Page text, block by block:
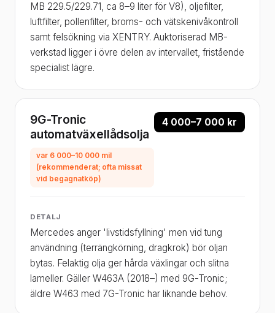
MB 229.5/229.71, ca 8–9 liter för V8), oljefilter,
luftfilter, pollenfilter, broms- och vätskenivåkontroll
samt felsökning via XENTRY. Auktoriserad MB-
verkstad ligger i övre delen av intervallet, fristående
specialist lägre.
9G-Tronic
automatväxellådsolja
var 6 000–10 000 mil
(rekommenderat; ofta missat
vid begagnatköp)
4 000–7 000 kr
DETALJ
Mercedes anger 'livstidsfyllning' men vid tung
användning (terrängkörning, dragkrok) bör oljan
bytas. Felaktig olja ger hårda växlingar och slitna
lameller. Gäller W463A (2018–) med 9G-Tronic;
äldre W463 med 7G-Tronic har liknande behov.